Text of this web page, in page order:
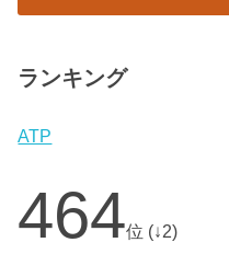
ランキング
ATP
464位 (↓2)